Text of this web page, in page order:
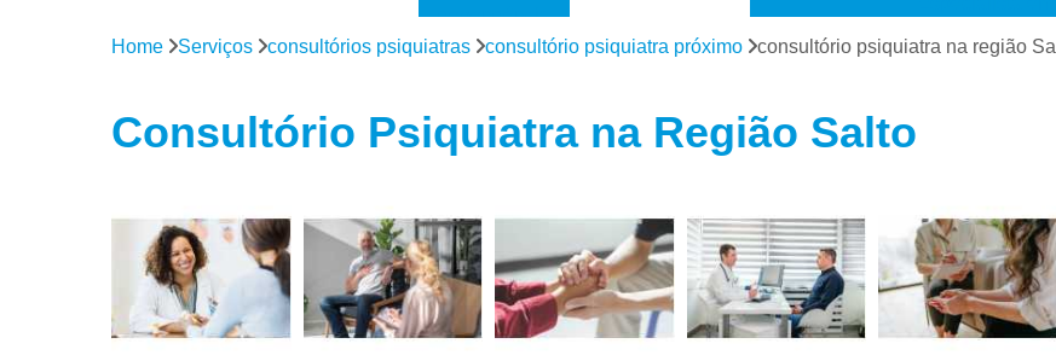
dependência
Tratamentos
Tratamentos
para fobias
para insônia
Tratamentos
para
transtorno
bipolar
Especialista
Especialista em
Especialista
Especialista
Especialista em
Especialista
Home Serviços consultórios psiquiatras consultório psiquiatra próximo consultório psiquiatra na região
Consultório Psiquiatra na Região Salto